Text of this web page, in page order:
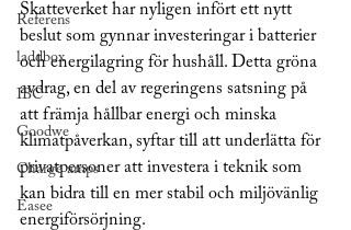
Referens
laddbox
IBC
Goodwe
Charge amps
Easee
Skatteverket har nyligen infört ett nytt
beslut som gynnar investeringar i batterier
och energilagring för hushåll. Detta gröna
avdrag, en del av regeringens satsning på
att främja hållbar energi och minska
klimatpåverkan, syftar till att underlätta för
privatpersoner att investera i teknik som
kan bidra till en mer stabil och miljövänlig
energiförsörjning.